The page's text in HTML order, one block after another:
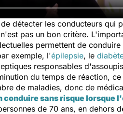
détecter les conducteurs qui
pas un bon critère.
permettent de
exemple, l'épilepsie, le
responsables
du temps de réaction,
de maladies, donc de
conduire sans risque lorsque
de 70 ans, en dehors